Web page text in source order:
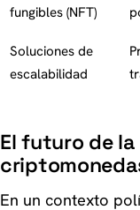
fungibles (NFT)
Soluciones de
escalabilidad
El futuro de
En un contexto